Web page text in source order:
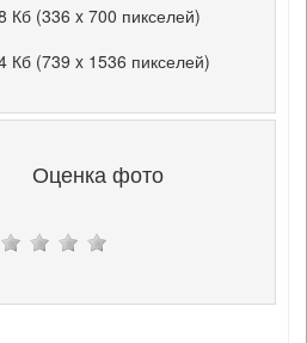
Кб (336 x 700 пикселей)
Кб (739 x 1536 пикселей)
Оценка фото